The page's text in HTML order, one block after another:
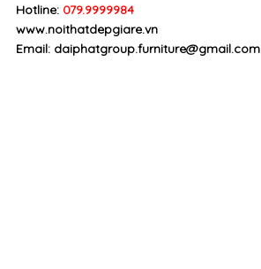
Hotline: 079.9999984
www.noithatdepgiare.vn
Email: daiphatgroup.furniture@gmail.com